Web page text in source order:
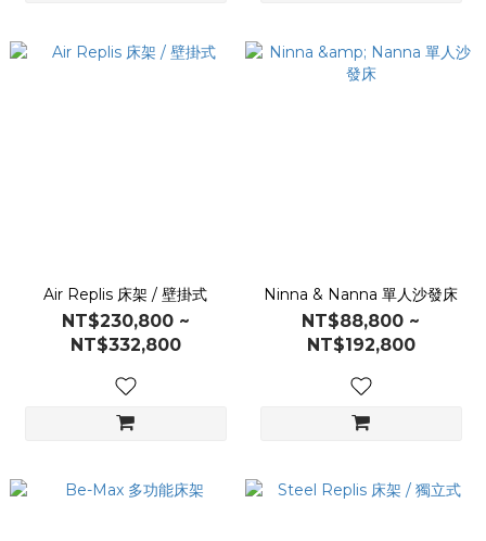
Air Replis 床架 / 壁掛式
NT$230,800 ~
NT$332,800
Ninna & Nanna 單人沙發床
NT$88,800 ~
NT$192,800